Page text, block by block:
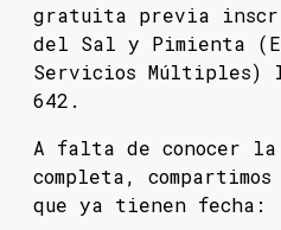
gratuita previa
del Sal y Pimienta
Servicios Múltiples)
642.
A falta de conocer la
completa,
que ya tienen fecha: